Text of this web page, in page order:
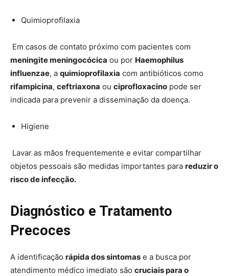
Quimioprofilaxia
Em casos de contato próximo com pacientes com
meningite meningocócica ou por Haemophilus
influenzae, a quimioprofilaxia com antibióticos como
rifampicina, ceftriaxona ou ciprofloxacino pode ser
indicada para prevenir a disseminação da doença.
Higiene
Lavar as mãos frequentemente e evitar compartilhar
objetos pessoais são medidas importantes para reduzir o
risco de infecção.
Diagnóstico e Tratamento
Precoces
A identificação rápida dos sintomas e a busca por
atendimento médico imediato são cruciais para o